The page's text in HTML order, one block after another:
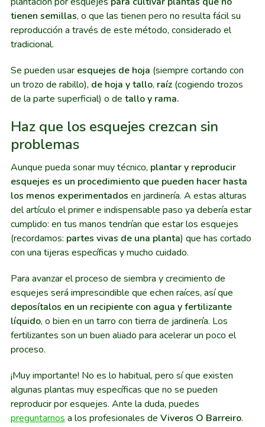
tienen semillas, o que las tienen pero no resulta fácil su
reproducción a través de este método, considerado el
tradicional.
Se pueden usaresquejes de hoja (siempre cortando con
un trozo de rabillo), de hoja y tallo, raíz(cogiendo trozos
de la parte superficial) o de tallo y rama.
Haz que los esquejes crezcan sin
problemas
Aunque pueda sonar muy técnico, plantar y reproducir
esquejes es un procedimiento que pueden hacer hasta
los menos experimentados en jardinería. A estas alturas
del artículo el primer e indispensable paso ya debería estar
cumplido: en tus manos tendrían que estar los esquejes
(recordamos: partes vivas de una planta) que has cortado
con una tijeras específicas y mucho cuidado.
Para avanzar el proceso de siembra y crecimiento de
esquejes será imprescindible que echen raíces, así que
deposítalos en un recipiente con agua y fertilizante
líquido, o bien en un tarro con tierra de jardinería. Los
fertilizantes son un buen aliado para acelerar un poco el
proceso.
¡Muy importante! No es lo habitual, pero sí que existen
algunas plantas muy específicas que no se pueden
reproducir por esquejes. Ante la duda, puedes
preguntarnos a los profesionales de Viveros O Barreiro.